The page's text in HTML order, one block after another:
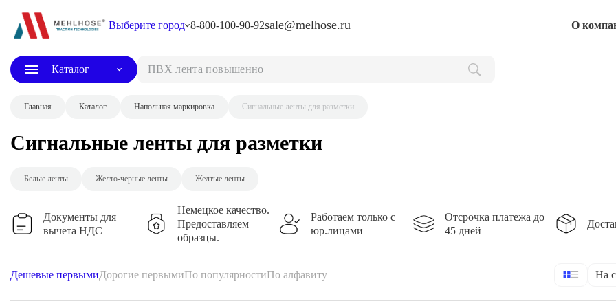
Выберите город 8-800-100-90-92sale@melhose.ru О
Каталог
Главная Каталог Напольная маркировка Сигнальные ленты для разметки
Сигнальные ленты для разметки
Белые ленты Желто-черные ленты Желтые ленты
Документы для
вычета НДС
Немецкое качество.
Предоставляем
образцы.
Работаем только с
юр.лицами
Отсрочка платежа до
45 дней
Дешевые первымиДорогие первымиПо популярностиПо алфавиту На